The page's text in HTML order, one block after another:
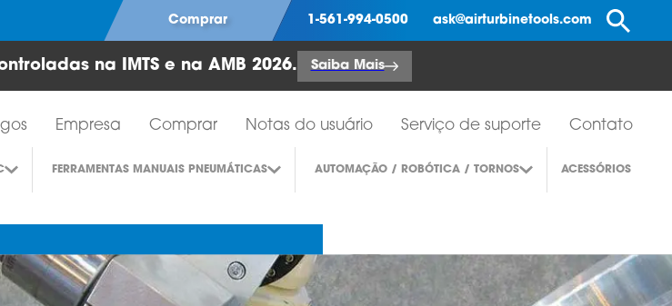
Comprar 1-561-994-0500 ask@airturbinetools.com
na IMTS e na AMB 2026. Saiba Mais
turbina a ar
Empresa Comprar Notas do usuário Serviço de suporte Contato
FERRAMENTAS MANUAIS PNEUMÁTICAS AUTOMAÇÃO / ROBÓTICA / TORNOS ACESSÓRIOS